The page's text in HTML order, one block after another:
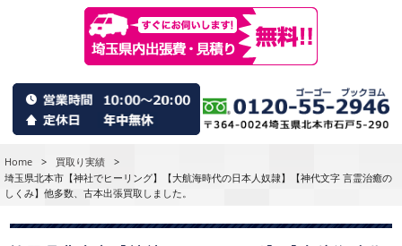
Home > 買取り実績
>
埼玉県北本市【神社でヒーリング】【大航海時代の日本人奴隷】【神代文字 言霊治癒の
しくみ】他多数、古本出張買取しました。